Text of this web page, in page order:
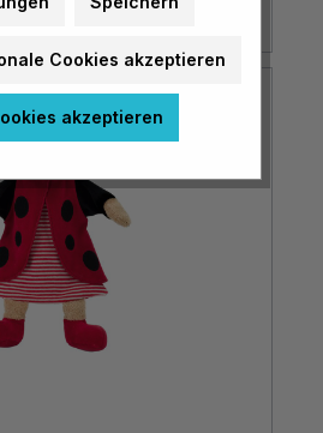
Cookies akzeptieren
akzeptieren